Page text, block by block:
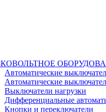
Автоматические
Автоматические
Выключатели нагрузки
Дифференциальные
Кнопки и переключатели